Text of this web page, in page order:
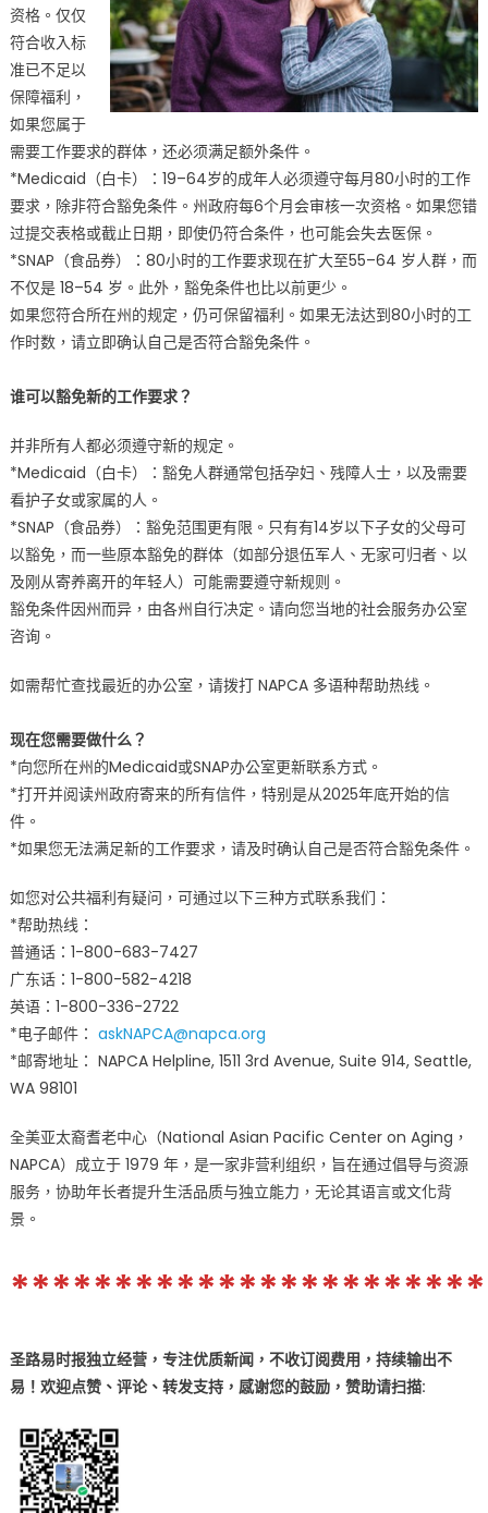
资格。仅仅
符合收入标
准已不足以
保障福利，
如果您属于
需要工作要求的群体，还必须满足额外条件。
*Medicaid（白卡）：19–64岁的成年人必须遵守每月80小时的工作
要求，除非符合豁免条件。州政府每6个月会审核一次资格。如果您错
过提交表格或截止日期，即使仍符合条件，也可能会失去医保。
*SNAP（食品券）：80小时的工作要求现在扩大至55–64 岁人群，而
不仅是 18–54 岁。此外，豁免条件也比以前更少。
如果您符合所在州的规定，仍可保留福利。如果无法达到80小时的工
作时数，请立即确认自己是否符合豁免条件。
谁可以豁免新的工作要求？
并非所有人都必须遵守新的规定。
*Medicaid（白卡）：豁免人群通常包括孕妇、残障人士，以及需要
看护子女或家属的人。
*SNAP（食品券）：豁免范围更有限。只有有14岁以下子女的父母可
以豁免，而一些原本豁免的群体（如部分退伍军人、无家可归者、以
及刚从寄养离开的年轻人）可能需要遵守新规则。
豁免条件因州而异，由各州自行决定。请向您当地的社会服务办公室
咨询。
如需帮忙查找最近的办公室，请拨打 NAPCA 多语种帮助热线。
现在您需要做什么？
*向您所在州的Medicaid或SNAP办公室更新联系方式。
*打开并阅读州政府寄来的所有信件，特别是从2025年底开始的信
件。
*如果您无法满足新的工作要求，请及时确认自己是否符合豁免条件。
如您对公共福利有疑问，可通过以下三种方式联系我们：
*帮助热线：
普通话：1-800-683-7427
广东话：1-800-582-4218
英语：1-800-336-2722
*电子邮件： askNAPCA@napca.org
*邮寄地址： NAPCA Helpline, 1511 3rd Avenue, Suite 914, Seattle,
WA 98101
全美亚太裔耆老中心（National Asian Pacific Center on Aging，
NAPCA）成立于 1979 年，是一家非营利组织，旨在通过倡导与资源
服务，协助年长者提升生活品质与独立能力，无论其语言或文化背
景。
圣路易时报独立经营，专注优质新闻，不收订阅费用，持续输出不
易！欢迎点赞、评论、转发支持，感谢您的鼓励， 赞助请扫描: